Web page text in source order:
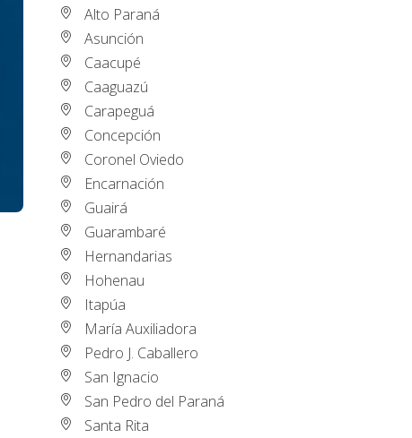
Alto Paraná
Asunción
Caacupé
Caaguazú
Carapeguá
Concepción
Coronel Oviedo
Encarnación
Guairá
Guarambaré
Hernandarias
Hohenau
Itapúa
María Auxiliadora
Pedro J. Caballero
San Ignacio
San Pedro del Paraná
Santa Rita